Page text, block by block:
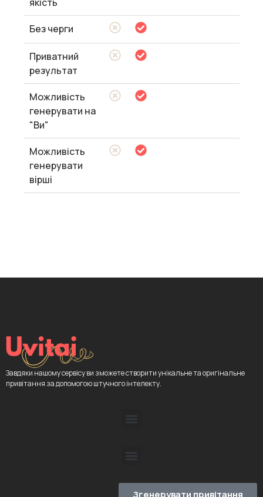
Без черги
Приватний
результат
Можливість
генерувати на
"Ви"
Можливість
генерувати
вірші
Завдяки нашому сервісу ви зможете створити унікальне та оригінальне
привітання за допомогою штучного інтелекту.
Згенерувати привітання